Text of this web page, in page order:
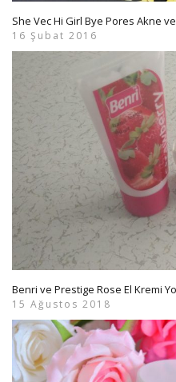
She Vec Hi Girl Bye Pores Akne
16 Şubat 2016
Benri ve Prestige Rose El Kremi
15 Ağustos 2018